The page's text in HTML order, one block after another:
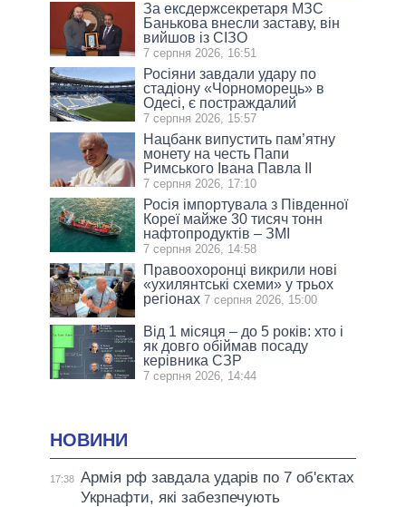
За ексдержсекретаря МЗС
Банькова внесли заставу, він
вийшов із СІЗО
7 серпня 2026, 16:51
Росіяни завдали удару по
стадіону «Чорноморець» в
Одесі, є постраждалий
7 серпня 2026, 15:57
Нацбанк випустить пам’ятну
монету на честь Папи
Римського Івана Павла II
7 серпня 2026, 17:10
Росія імпортувала з Південної
Кореї майже 30 тисяч тонн
нафтопродуктів – ЗМІ
7 серпня 2026, 14:58
Правоохоронці викрили нові
«ухилянтські схеми» у трьох
регіонах 7 серпня 2026, 15:00
Від 1 місяця – до 5 років: хто і
як довго обіймав посаду
керівника СЗР
7 серпня 2026, 14:44
НОВИНИ
17:38 Армія рф завдала ударів по 7 об'єктах
Укрнафти, які забезпечують